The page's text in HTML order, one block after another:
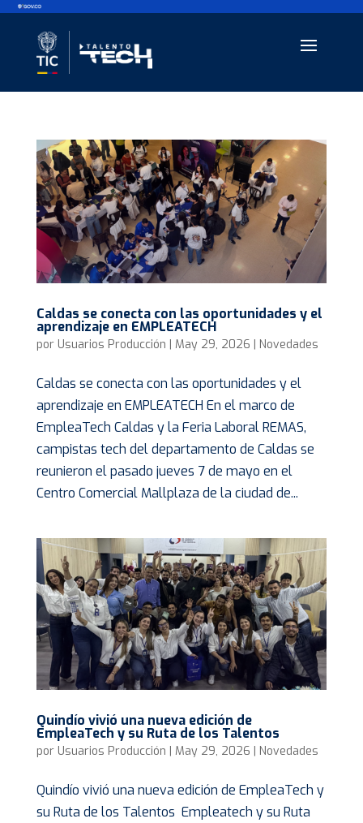
Caldas se conecta con las oportunidades y el
aprendizaje en EMPLEATECH
por Usuarios Producción May 29, 2026 Novedades
Caldas se conecta con las oportunidades y el
aprendizaje en EMPLEATECH En el marco de
EmpleaTech Caldas y la Feria Laboral REMAS,
campistas tech del departamento de Caldas se
reunieron el pasado jueves 7 de mayo en el
Centro Comercial Mallplaza de la ciudad de...
Quindío vivió una nueva edición de
EmpleaTech y su Ruta de los Talentos
por Usuarios Producción | May 29, 2026 | Novedades
Quindío vivió una nueva edición de EmpleaTech y
su Ruta de los Talentos Empleatech y su Ruta